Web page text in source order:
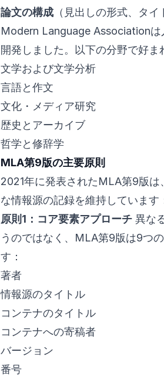
論文の構成 （見出しの形式、タイ
Modern Language Associationは
開発しました。以下の分野で好ま
文学および文学分析
言語と作文
文化・メディア研究
歴史とアーカイブ
哲学と修辞学
MLA第9版の主要原則
2021年に発表されたMLA第9版
な情報源の記録を維持しています
原則1：コア要素アプローチ 異な
うのではなく、MLA第9版は9つ
す：
著者
情報源のタイトル
コンテナのタイトル
コンテナへの寄稿者
バージョン
番号